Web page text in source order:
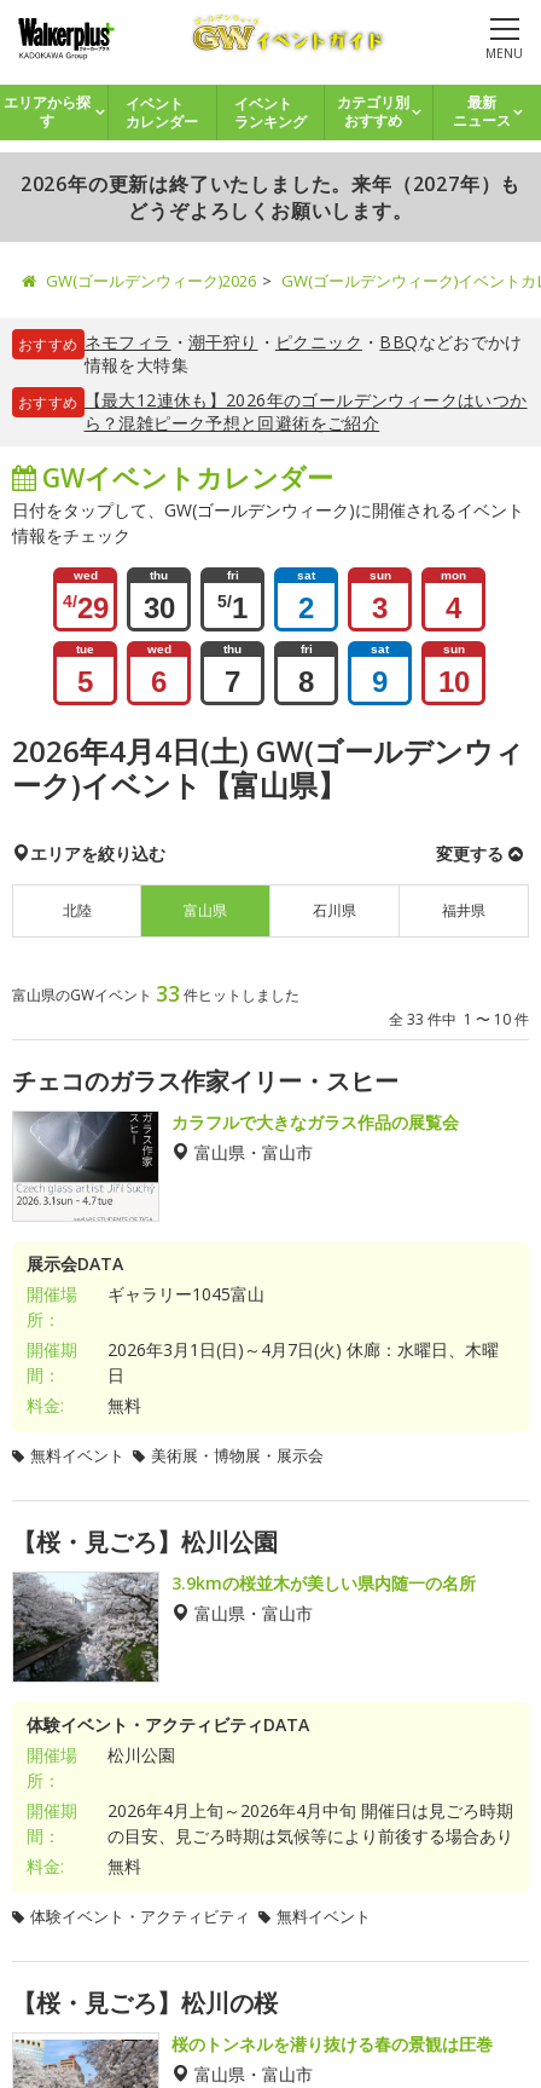
MENU
エリアから探
す
イベント
カレンダー
イベント
ランキング
カテゴリ別
おすすめ
最新
ニュース
2026年の更新は終了いたしました。来年（2027年）も
どうぞよろしくお願いします。
GW(ゴールデンウィーク)2026 GW(ゴールデンウィーク)イベント
おすすめ ネモフィラ ・ 潮干狩り ・ ピクニック ・ BBQなどおでかけ
情報を大特集
おすすめ
【最大12連休も】2026年のゴールデンウィークはいつか
ら？混雑ピーク予想と回避術をご紹介
GWイベントカレンダー
日付をタップして、GW(ゴールデンウィーク)に開催されるイベント
情報をチェック
wed
4/29
thu
30
fri
5/1
sat
2
sun
3
mon
4
tue
5
wed
6
thu
7
fri
8
sat
9
sun
10
2026年4月4日(土) GW(ゴールデンウィ
ーク)イベント【富山県】
エリアを絞り込む 変更する
北陸 富山県 石川県 福井県
富山県のGWイベント 33 件ヒットしました
全 33 件中 1 〜 10 件
チェコのガラス作家イリー・スヒー
カラフルで大きなガラス作品の展覧会
富山県・富山市
展示会DATA
開催場
所：
ギャラリー1045富山
開催期
間：
2026年3月1日(日)～4月7日(火) 休廊：水曜日、木曜
日
料金:
無料
無料イベント 美術展・博物展・展示会
【桜・見ごろ】松川公園
3.9kmの桜並木が美しい県内随一の名所
富山県・富山市
体験イベント・アクティビティDATA
開催場
所：
松川公園
開催期
間：
2026年4月上旬～2026年4月中旬 開催日は見ごろ時期
の目安、見ごろ時期は気候等により前後する場合あり
料金:
無料
体験イベント・アクティビティ 無料イベント
【桜・見ごろ】松川の桜
桜のトンネルを潜り抜ける春の景観は圧巻
富山県・富山市